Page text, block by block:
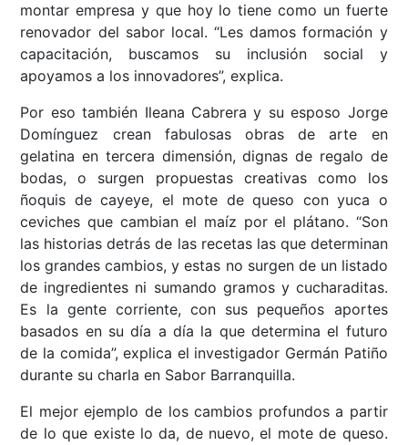
montar empresa y que hoy lo tiene como un fuerte
renovador del sabor local. “Les damos formación y
capacitación, buscamos su inclusión social y
apoyamos a los innovadores”, explica.
Por eso también Ileana Cabrera y su esposo Jorge
Domínguez crean fabulosas obras de arte en
gelatina en tercera dimensión, dignas de regalo de
bodas, o surgen propuestas creativas como los
ñoquis de cayeye, el mote de queso con yuca o
ceviches que cambian el maíz por el plátano. “Son
las historias detrás de las recetas las que determinan
los grandes cambios, y estas no surgen de un listado
de ingredientes ni sumando gramos y cucharaditas.
Es la gente corriente, con sus pequeños aportes
basados en su día a día la que determina el futuro
de la comida”, explica el investigador Germán Patiño
durante su charla en Sabor Barranquilla.
El mejor ejemplo de los cambios profundos a partir
de lo que existe lo da, de nuevo, el mote de queso.